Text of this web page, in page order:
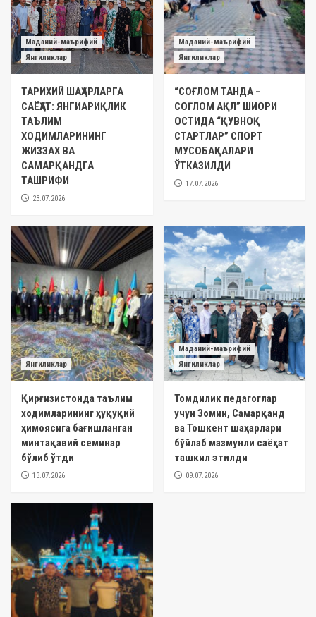
Маданий-маърифий
Янгиликлар
ТАРИХИЙ ШАҲАРЛАРГА
САЁҲАТ: ЯНГИАРИҚЛИК
ТАЪЛИМ
ХОДИМЛАРИНИНГ
ЖИЗЗАХ ВА
САМАРҚАНДГА
ТАШРИФИ
23.07.2026
Маданий-маърифий
Янгиликлар
“СОҒЛОМ ТАНДА –
СОҒЛОМ АҚЛ” ШИОРИ
ОСТИДА “ҚУВНОҚ
СТАРТЛАР” СПОРТ
МУСОБАҚАЛАРИ
ЎТКАЗИЛДИ
17.07.2026
Янгиликлар
Қирғизистонда таълим
ходимларининг ҳуқуқий
ҳимоясига бағишланган
минтақавий семинар
бўлиб ўтди
13.07.2026
Маданий-маърифий
Янгиликлар
Томдилик педагоглар
учун Зомин, Самарқанд
ва Тошкент шаҳарлари
бўйлаб мазмунли саёҳат
ташкил этилди
09.07.2026